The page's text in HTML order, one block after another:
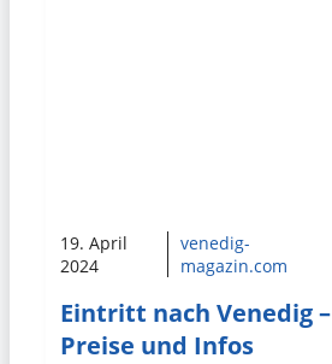
19. April
2024
venedig-
magazin.com
Eintritt nach Venedig –
Preise und Infos